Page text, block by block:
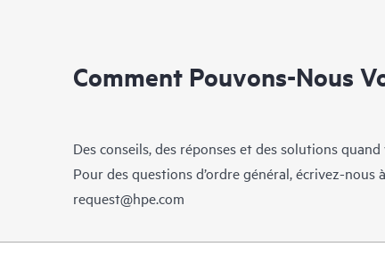
Comment Pouvons-Nous
Des conseils, des réponses et des solutions
Pour des questions d’ordre général, écrivez-nous
request@hpe.com